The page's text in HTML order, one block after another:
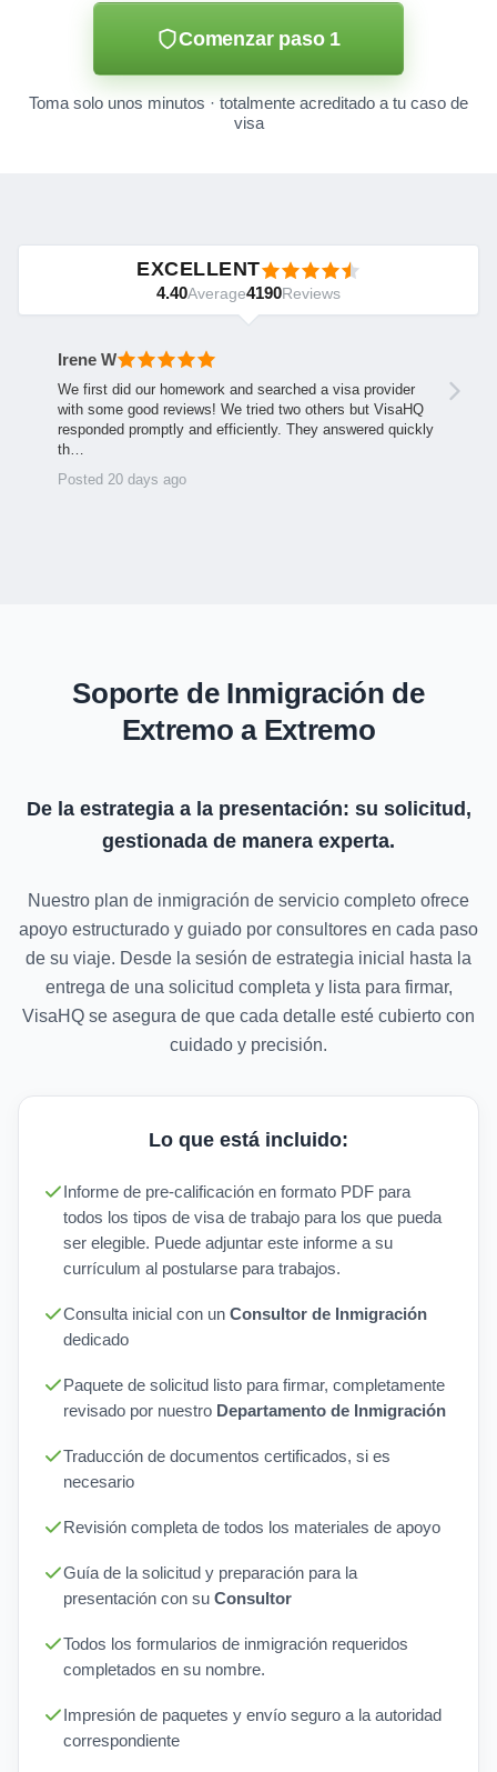
Comenzar paso 1
Toma solo unos minutos · totalmente acreditado a tu caso de
visa
EXCELLENT
4.40Average4190Reviews
Irene W
We first did our homework and searched a visa provider
with some good reviews! We tried two others but VisaHQ
responded promptly and efficiently. They answered quickly
th…
Posted 20 days ago
Soporte de Inmigración de
Extremo a Extremo
De la estrategia a la presentación: su solicitud,
gestionada de manera experta.
Nuestro plan de inmigración de servicio completo ofrece
apoyo estructurado y guiado por consultores en cada paso
de su viaje. Desde la sesión de estrategia inicial hasta la
entrega de una solicitud completa y lista para firmar,
VisaHQ se asegura de que cada detalle esté cubierto con
cuidado y precisión.
Lo que está incluido:
Informe de pre-calificación en formato PDF para
todos los tipos de visa de trabajo para los que pueda
ser elegible. Puede adjuntar este informe a su
currículum al postularse para trabajos.
Consulta inicial con un Consultor de Inmigración
dedicado
Paquete de solicitud listo para firmar, completamente
revisado por nuestro Departamento de Inmigración
Traducción de documentos certificados, si es
necesario
Revisión completa de todos los materiales de apoyo
Guía de la solicitud y preparación para la
presentación con su Consultor
Todos los formularios de inmigración requeridos
completados en su nombre.
Impresión de paquetes y envío seguro a la autoridad
correspondiente